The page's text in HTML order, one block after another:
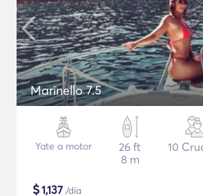
Marinello 7.5
Yate a motor
26 ft
8 m
10
$1,137 /día